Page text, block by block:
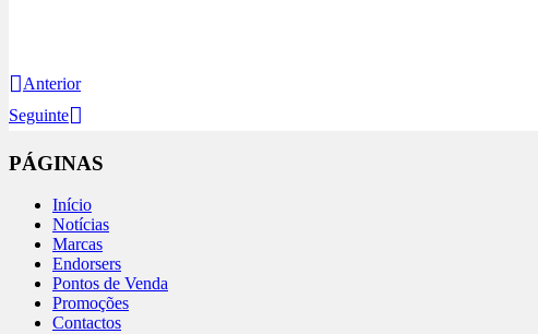
Anterior
Seguinte
PÁGINAS
Início
Notícias
Marcas
Endorsers
Pontos de Venda
Promoções
Contactos